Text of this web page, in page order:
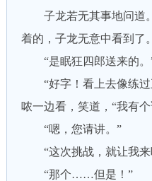
子龙若无其事地问道
着的，子龙无意中看到了。
“是眠狂四郎送来的。”
“好字！看上去像练过
哝一边看，笑道，“我有
“嗯，您请讲。”
“这次挑战，就让我来
“那个……但是！”